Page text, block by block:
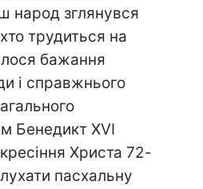
народ зглянувся
трудиться на
бажання
і справжнього
Бенедикт XVI
Христа 72-
пасхальну